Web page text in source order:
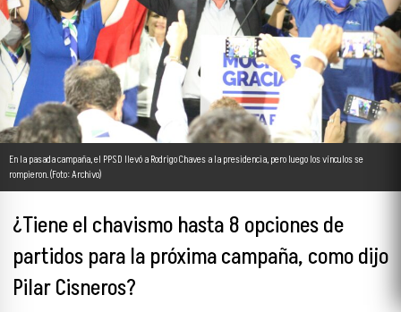
En la pasada campaña, el PPSD llevó a Rodrigo Chaves a la presidencia, pero luego los vínculos se
rompieron. (Foto: Archivo)
¿Tiene el chavismo hasta 8 opciones de
partidos para la próxima campaña, como dijo
Pilar Cisneros?